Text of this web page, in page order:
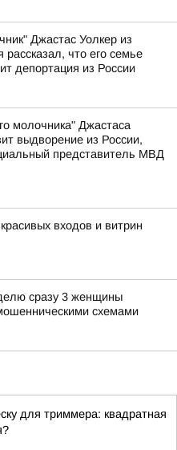
Джастас Уолкер из
рассказал, что его семье
депортация из России
молочника" Джастаса
выдворение из России,
представитель МВД
входов и витрин
сразу 3 женщины
схемами
для триммера: квадратная